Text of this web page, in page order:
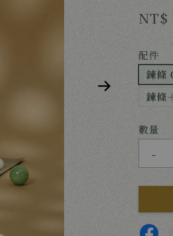
NT$
配件
鍊
鍊
數量
-